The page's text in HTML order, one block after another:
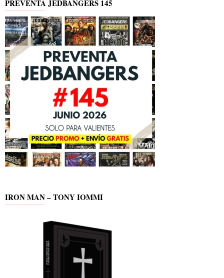
PREVENTA JEDBANGERS 145
IRON MAN – TONY IOMMI